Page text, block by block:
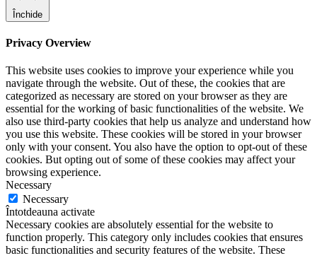
Închide
Privacy Overview
This website uses cookies to improve your experience while you
navigate through the website. Out of these, the cookies that are
categorized as necessary are stored on your browser as they are
essential for the working of basic functionalities of the website. We
also use third-party cookies that help us analyze and understand how
you use this website. These cookies will be stored in your browser
only with your consent. You also have the option to opt-out of these
cookies. But opting out of some of these cookies may affect your
browsing experience.
Necessary
Necessary
Întotdeauna activate
Necessary cookies are absolutely essential for the website to
function properly. This category only includes cookies that ensures
basic functionalities and security features of the website. These